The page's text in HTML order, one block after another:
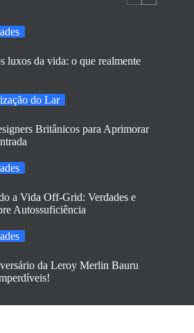
luxos da vida: o que realmente
do Lar
Britânicos para Aprimorar
a Vida Off-Grid: Verdades e
Autossuficiência
da Leroy Merlin Bauru